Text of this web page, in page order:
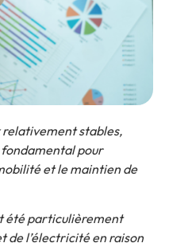
relativement stables,
fondamental pour
et le maintien de
été particulièrement
de l’électricité en raison